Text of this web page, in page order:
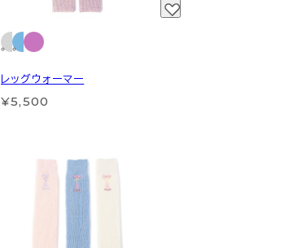
レッグウォーマー
¥5,500